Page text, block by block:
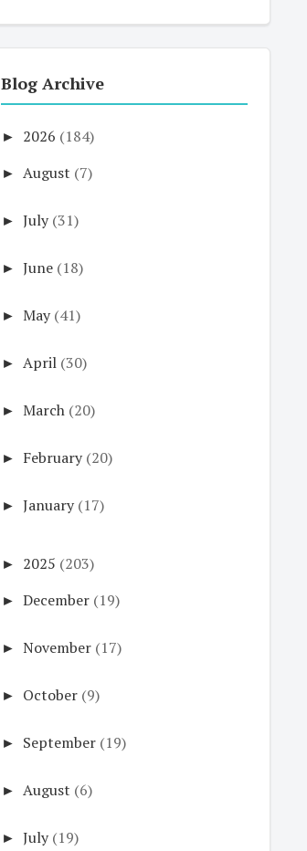
Blog Archive
► 2026 (184)
► August (7)
► July (31)
► June (18)
► May (41)
► April (30)
► March (20)
► February (20)
► January (17)
► 2025 (203)
► December (19)
► November (17)
► October (9)
► September (19)
► August (6)
► July (19)